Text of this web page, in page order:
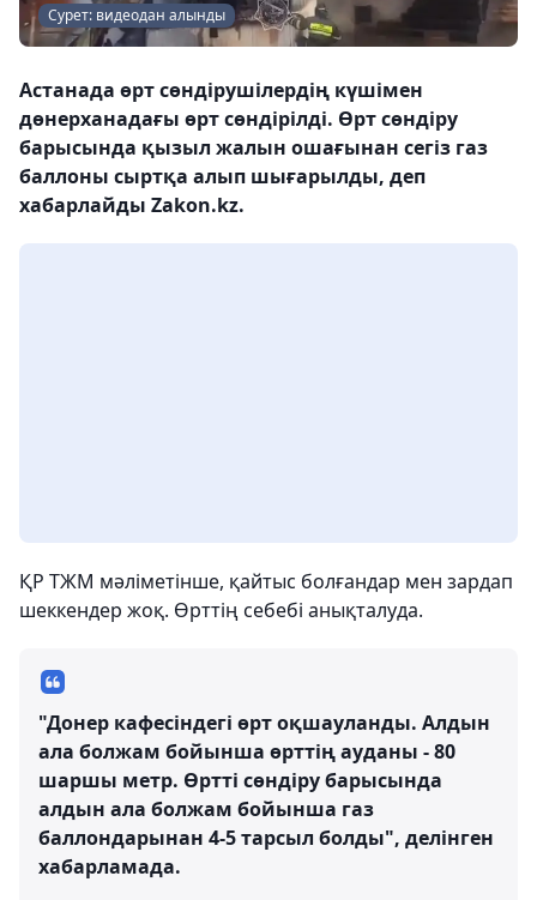
Сурет: видеодан алынды
Астанада өрт сөндірушілердің күшімен
дөнерханадағы өрт сөндірілді. Өрт сөндіру
барысында қызыл жалын ошағынан сегіз газ
баллоны сыртқа алып шығарылды, деп
хабарлайды Zakon.kz.
ҚР ТЖМ мәліметінше, қайтыс болғандар мен зардап
шеккендер жоқ. Өрттің себебі анықталуда.
"Донер кафесіндегі өрт оқшауланды. Алдын
ала болжам бойынша өрттің ауданы - 80
шаршы метр. Өртті сөндіру барысында
алдын ала болжам бойынша газ
баллондарынан 4-5 тарсыл болды", делінген
хабарламада.